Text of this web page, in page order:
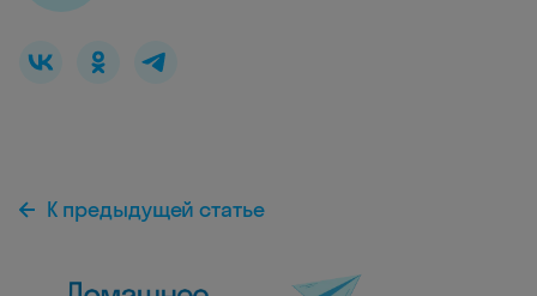
К предыдущей статье